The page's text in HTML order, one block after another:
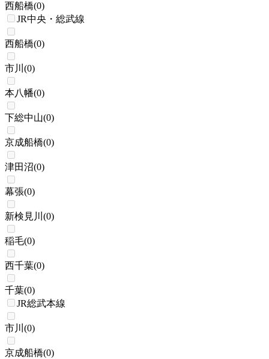
西船橋(0)
JR中央・総武線
西船橋(0)
市川 (0)
本八幡(0)
下総中山(0)
京成船橋(0)
津田沼(0)
幕張(0)
新検見川 (0)
稲毛(0)
西千葉(0)
千葉(0)
JR総武本線
市川 (0)
京成船橋(0)